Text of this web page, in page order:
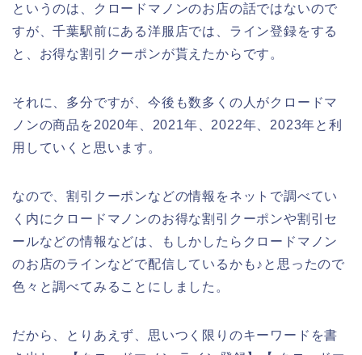
というのは、クロードマノンのお店の話ではないので
すが、千葉駅前にある洋服店では、ライン登録をする
と、お得な割引クーポンが貰えたからです。
それに、多分ですが、今後も数多くの人がクロードマ
ノンの商品を2020年、2021年、2022年、2023年と利
用していくと思います。
なので、割引クーポンなどの情報をネットで調べてい
く内にクロードマノンのお得な割引クーポンや割引セ
ールなどの情報などは、もしかしたらクロードマノン
のお店のラインなどで配信しているかも♪と思ったので
色々と調べてみることにしました。
だから、とりあえず、思いつく限りのキーワードを書